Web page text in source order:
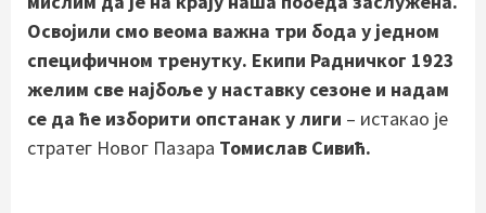
Освојили смо веома важна три бода у једном
специфичном тренутку. Екипи Радничког 1923
желим све најбоље у наставку сезоне и надам
се да ће изборити опстанак у лиги – истакао је
стратег Новог Пазара Томислав Сивић.